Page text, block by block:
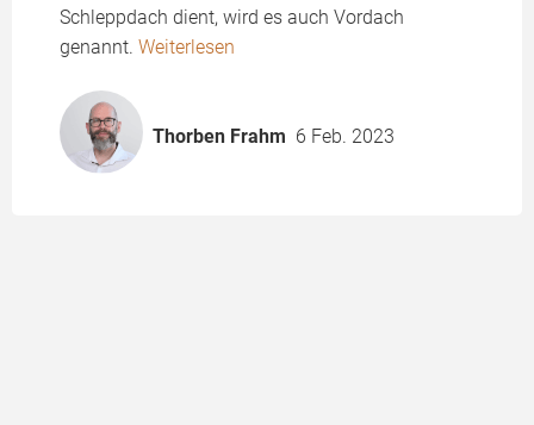
Schleppdach dient, wird es auch Vordach
genannt. Weiterlesen
Thorben Frahm 6 Feb. 2023